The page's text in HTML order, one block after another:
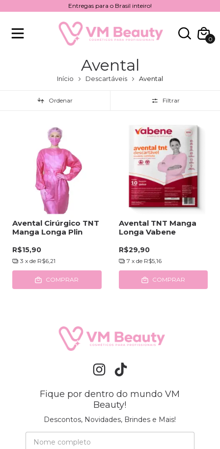
Entregas para o Brasil inteiro!
0
Avental
Início Descartáveis Avental
Ordenar Filtrar
Avental Cirúrgico TNT
Manga Longa Plin
R$15,90
3 x de R$6,21
COMPRAR
Avental TNT Manga
Longa Vabene
R$29,90
7 x de R$5,16
COMPRAR
Fique por dentro do mundo VM
Beauty!
Descontos, Novidades, Brindes e Mais!